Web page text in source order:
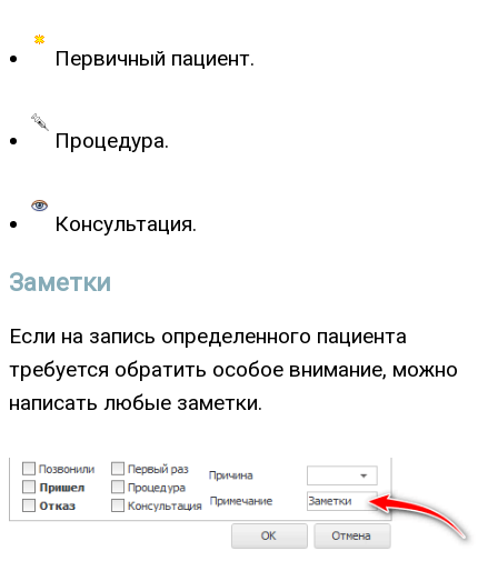
Первичный пациент.
Процедура.
Консультация.
Заметки
Если на запись определенного пациента
требуется обратить особое внимание, можно
написать любые заметки.